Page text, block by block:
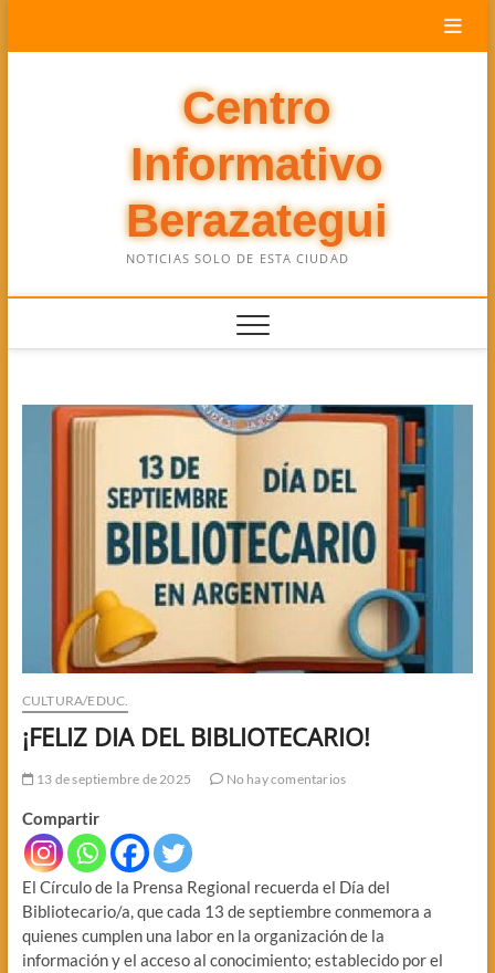
Centro
Informativo
Berazategui
NOTICIAS SOLO DE ESTA CIUDAD
CULTURA/EDUC.
¡FELIZ DIA DEL BIBLIOTECARIO!
13 de septiembre de 2025 No hay comentarios
Compartir
El Círculo de la Prensa Regional recuerda el Día del
Bibliotecario/a, que cada 13 de septiembre conmemora a
quienes cumplen una labor en la organización de la
información y el acceso al conocimiento; establecido por el